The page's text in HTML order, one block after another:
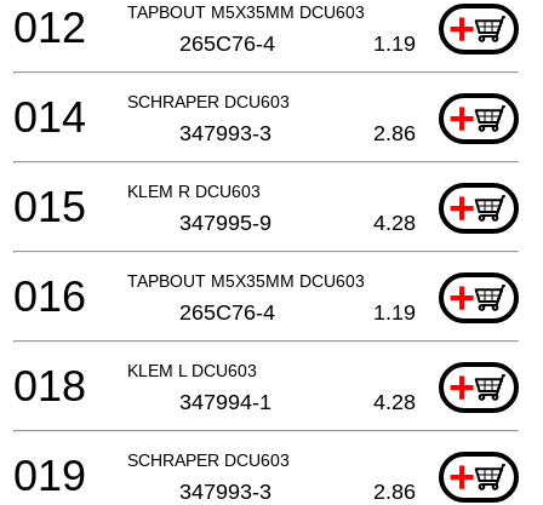
TAPBOUT M5X35MM DCU603 +
012 265C76-4 1.19
SCHRAPER DCU603 +
014 347993-3 2.86
KLEM R DCU603 +
015 347995-9 4.28
TAPBOUT M5X35MM DCU603 +
016 265C76-4 1.19
KLEM L DCU603 +
018 347994-1 4.28
SCHRAPER DCU603 +
019 347993-3 2.86